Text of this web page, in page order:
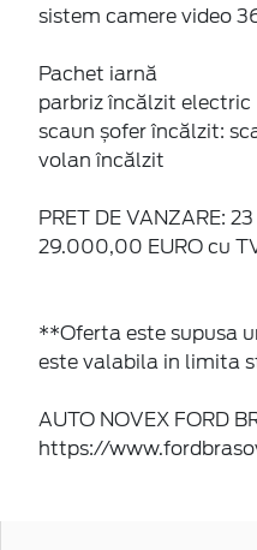
sistem camere video
Pachet iarnă
parbriz încălzit electric
scaun șofer încălzit:
volan încălzit
PRET DE VANZARE:
29.000,00 EURO cu
**Oferta este supusa
este valabila in limita
AUTO NOVEX FORD
https://